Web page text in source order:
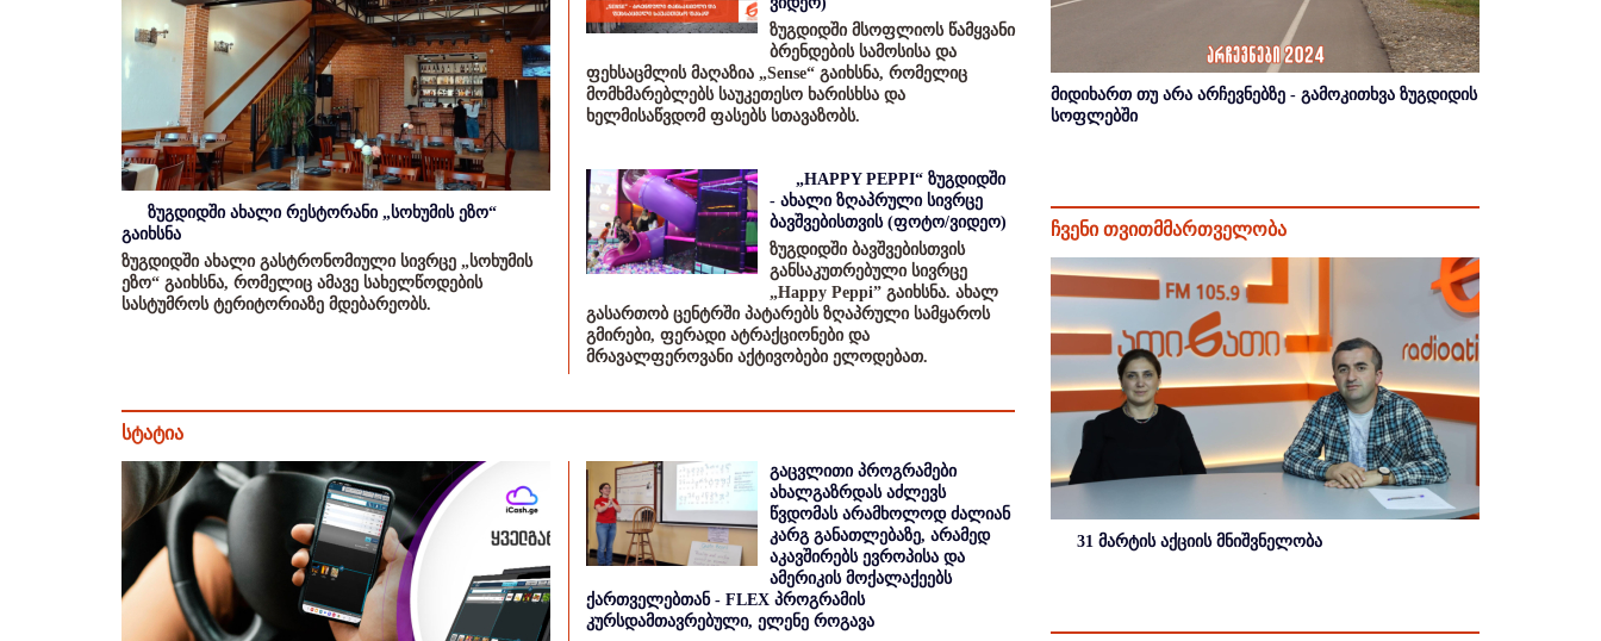
ზუგდიდში ახალი რესტორანი „სოხუმის ეზო“
გაიხსნა
ზუგდიდში ახალი გასტრონომიული სივრცე „სოხუმის
ეზო“ გაიხსნა, რომელიც ამავე სახელწოდების
სასტუმროს ტერიტორიაზე მდებარეობს.
ზუგდიდში მსოფლიოს წამყვანი
ბრენდების სამოსისა და
ფეხსაცმლის მაღაზია „Sense“ გაიხსნა, რომელიც
მომხმარებლებს საუკეთესო ხარისხსა და
ხელმისაწვდომ ფასებს სთავაზობს.
„HAPPY PEPPI“ ზუგდიდში
- ახალი ზღაპრული სივრცე
ბავშვებისთვის (ფოტო/ვიდეო)
ზუგდიდში ბავშვებისთვის
განსაკუთრებული სივრცე
„Happy Peppi” გაიხსნა. ახალ
გასართობ ცენტრში პატარებს ზღაპრული სამყაროს
გმირები, ფერადი ატრაქციონები და
მრავალფეროვანი აქტივობები ელოდებათ.
სტატია
გაცვლითი პროგრამები
ახალგაზრდას აძლევს
წვდომას არამხოლოდ ძალიან
კარგ განათლებაზე, არამედ
აკავშირებს ევროპისა და
ამერიკის მოქალაქეებს
ქართველებთან - FLEX პროგრამის
კურსდამთავრებული, ელენე როგავა
მიდიხართ თუ არა არჩევნებზე - გამოკითხვა ზუგდიდის
სოფლებში
ჩვენი თვითმმართველობა
31 მარტის აქციის მნიშვნელობა